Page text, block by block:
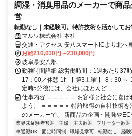
調湿・消臭用品のメーカーで商
営
転勤なし｜未経験可。特許技術を活かして
マルワ株式会社 本社
交通・アクセス 安八スマートICより北へ
し）
月給210,000円～230,000円
岐阜県安八郡
勤務時間詳細 総労働時間：1週あたり37
17：00／休憩 1h 【 第3土曜 】 8：30 ～
定時5分後には、会社にほとんど...
仕事内容 ＝＝＝＝＝ お客様と社会に喜ば
よう。 ＝＝＝＝＝ 特許取得の自社技術
のメーカーで、 新商品の企画・開発やEC
業界未経験者歓迎 主婦・主夫歓迎 フリーター歓迎
車通勤OK
固定時間制 職場見学可 転勤なし 経験